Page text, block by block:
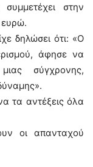
στην
ευρώ.
δηλώσει ότι: «Ο
άφησε να
σύγχρονης,
τα αντέξεις όλα
οι απανταχού